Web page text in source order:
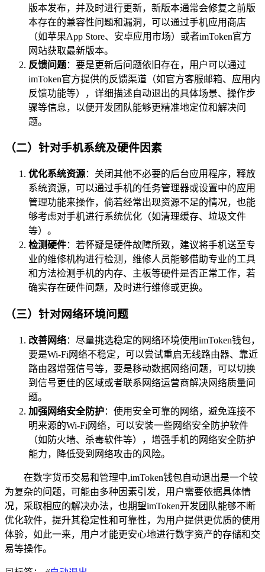
版本发布，并及时进行更新，新版本通常会修复之前版
本存在的兼容性问题和漏洞，可以通过手机应用商店
（如苹果App Store、安卓应用市场）或者imToken官方
网站获取最新版本。
反馈问题：要是更新后问题依旧存在，用户可以通过
imToken官方提供的反馈渠道（如官方客服邮箱、应用内
反馈功能等），详细描述自动退出的具体场景、操作步
骤等信息，以便开发团队能够更精准地定位和解决问
题。
（二）针对手机系统及硬件因素
优化系统资源：关闭其他不必要的后台应用程序，释放
系统资源，可以通过手机的任务管理器或设置中的应用
管理功能来操作，倘若经常出现资源不足的情况，也能
够考虑对手机进行系统优化（如清理缓存、垃圾文件
等）。
检测硬件：若怀疑是硬件故障所致，建议将手机送至专
业的维修机构进行检测，维修人员能够借助专业的工具
和方法检测手机的内存、主板等硬件是否正常工作，若
确实存在硬件问题，及时进行维修或更换。
（三）针对网络环境问题
改善网络：尽量挑选稳定的网络环境使用imToken钱包，
要是Wi-Fi网络不稳定，可以尝试重启无线路由器、靠近
路由器增强信号等，要是移动数据网络问题，可以切换
到信号更佳的区域或者联系网络运营商解决网络质量问
题。
加强网络安全防护：使用安全可靠的网络，避免连接不
明来源的Wi-Fi网络，可以安装一些网络安全防护软件
（如防火墙、杀毒软件等），增强手机的网络安全防护
能力，降低受到网络攻击的风险。
在数字货币交易和管理中,imToken钱包自动退出是一个较
为复杂的问题，可能由多种因素引发，用户需要依据具体情
况，采取相应的解决办法，也期望imToken开发团队能够不断
优化软件，提升其稳定性和可靠性，为用户提供更优质的使用
体验，如此一来，用户才能更安心地进行数字资产的存储和交
易等操作。